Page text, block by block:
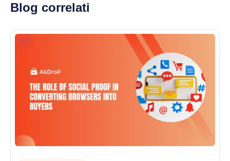
Blog correlati